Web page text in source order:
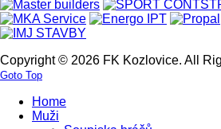
Copyright © 2026 FK Kozlovice. All
Goto Top
Home
Muži